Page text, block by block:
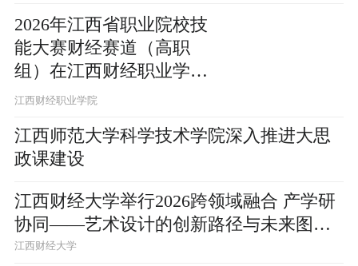
2026年江西省职业院校技
能大赛财经赛道（高职
组）在江西财经职业学院
举办
江西财经职业学院
江西师范大学科学技术学院深入推进大思
政课建设
江西财经大学举行2026跨领域融合 产学研
协同——艺术设计的创新路径与未来图景
研讨会
江西财经大学